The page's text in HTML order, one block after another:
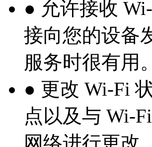
● 允许接收
接向您的设备
服务时很有用
● 更改 Wi-Fi
点以及与 Wi-
网络进行更改。